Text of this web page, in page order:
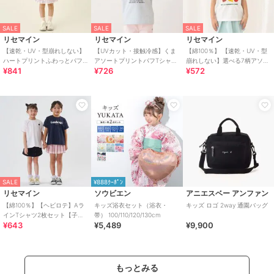
SALE
リセマイン
【速乾・UV・型崩れしない】
ハートプリントふわっとパフ
スリーブＴシャツ【子供服】
¥841
SALE
リセマイン
【UVカット・接触冷感】くま
アソートプリントパフTシャツ
【子供服】【キッズ】【女の
¥726
SALE
リセマイン
【綿100％】 【速乾・UV・型
崩れしない】選べる7柄アソー
トプリントTシャツ【子供服】
¥572
SALE
リセマイン
【綿100％】【ヘビロテ】Aラ
インTシャツ2枚セット【子供
服】【キッズ】【女の子】
¥643
¥888ｸｰﾎﾟﾝ
ソウビエン
キッズ浴衣セット（浴衣・
帯） 100/110/120/130cm
¥5,489
アニエスベー アンファン
キッズ ロゴ 2way 通園バッグ
¥9,900
もっとみる